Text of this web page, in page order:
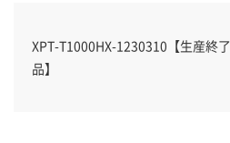
XPT-T1000HX-1230310【生産終了
品】